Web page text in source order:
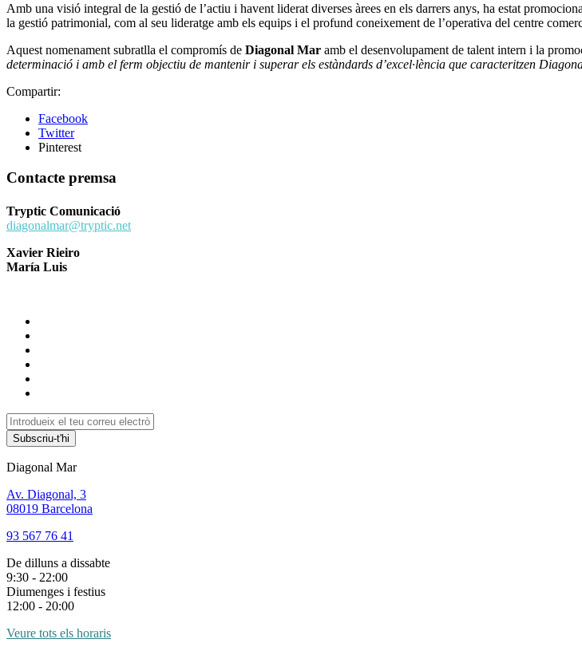
Amb una visió integral de la gestió de l’actiu i havent liderat diverses àrees en els darrers anys, ha estat
la gestió patrimonial, com al seu lideratge amb els equips i el profund coneixement de l’operativa del centre
Aquest nomenament subratlla el compromís de Diagonal Mar amb el desenvolupament de talent intern i la
determinació i amb el ferm objectiu de mantenir i superar els estàndards d’excel·lència que caracteritzen
Compartir:
Facebook
Twitter
Pinterest
Contacte premsa
Tryptic Comunicació
diagonalmar@tryptic.net
Xavier Rieiro
María Luis
Subscriu-t'hi
Diagonal Mar
Av. Diagonal, 3
08019 Barcelona
93 567 76 41
De dilluns a dissabte
9:30 - 22:00
Diumenges i festius
12:00 - 20:00
Veure tots els horaris